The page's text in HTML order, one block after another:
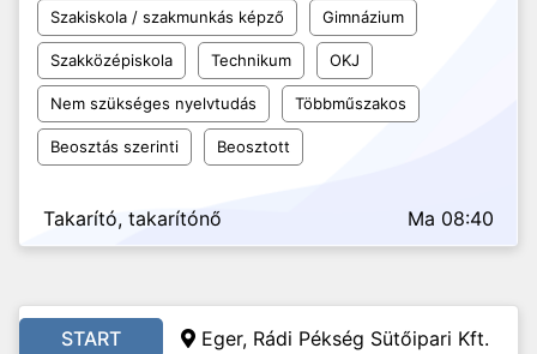
Szakiskola / szakmunkás képző Gimnázium
Szakközépiskola Technikum OKJ
Nem szükséges nyelvtudás Többműszakos
Beosztás szerinti Beosztott
Takarító, takarítónő Ma 08:40
START Eger, Rádi Pékség Sütőipari Kft.